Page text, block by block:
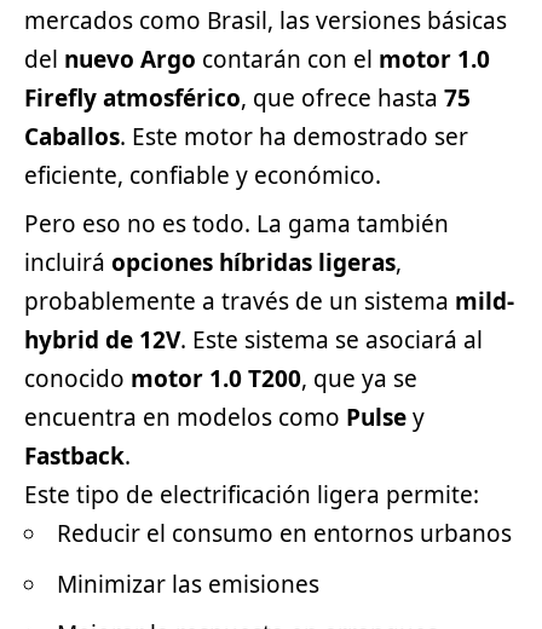
mercados como Brasil, las versiones básicas
del nuevo Argo contarán con el motor 1.0
Firefly atmosférico, que ofrece hasta 75
Caballos. Este motor ha demostrado ser
eficiente, confiable y económico.
Pero eso no es todo. La gama también
incluirá opciones híbridas ligeras,
probablemente a través de un sistema mild-
hybrid de 12V. Este sistema se asociará al
conocido motor 1.0 T200, que ya se
encuentra en modelos como Pulsey
Fastback.
Este tipo de electrificación ligera permite:
Reducir el consumo en entornos urbanos
Minimizar las emisiones